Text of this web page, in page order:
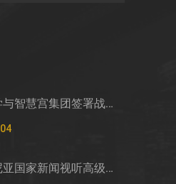
西南大学与智慧宫集团签署战略合作框架协议
毛里塔尼亚国家新闻视听高级管理局监测管控司司长穆罕默德·哈桑·埃萨利姆一行莅临智慧宫调研